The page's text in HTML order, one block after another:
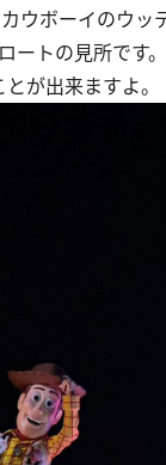
ウボーイのウ
ートの見所で
が出来ますよ。